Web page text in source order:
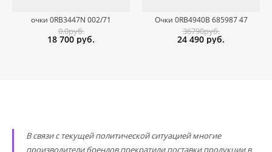
очки 0RB3447N 002/71
0.0руб.
18 700 руб.
Очки 0RB4940B 685987 47
36790руб.
24 490 руб.
В связи с текущей политической ситуацией многие
производители брендов прекратили поставки продукции в